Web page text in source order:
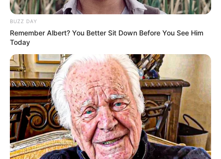
BUZZ DAY
Remember Albert? You Better Sit Down Before You See Him
Today